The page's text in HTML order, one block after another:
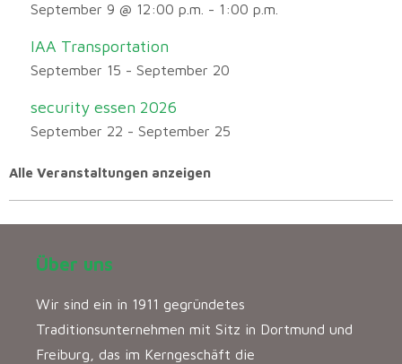
September 9 @ 12:00 p.m. - 1:00 p.m.
IAA Transportation
September 15 - September 20
security essen 2026
September 22 - September 25
Alle Veranstaltungen anzeigen
Über uns
Wir sind ein in 1911 gegründetes
Traditionsunternehmen mit Sitz in Dortmund und
Freiburg, das im Kerngeschäft die